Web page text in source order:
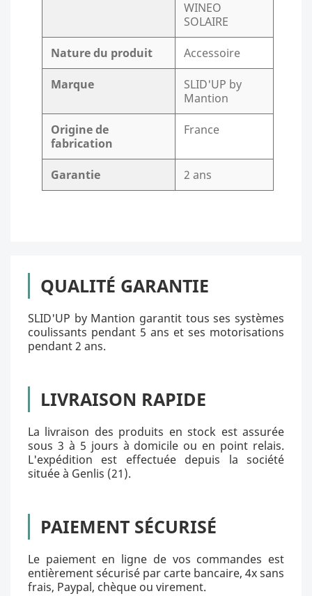
WINEO
SOLAIRE
Nature du produit Accessoire
Marque
SLID'UP by
Mantion
Origine de
fabrication
France
Garantie 2 ans
QUALITÉ GARANTIE
SLID'UP by Mantion garantit tous ses systèmes
coulissants pendant 5 ans et ses motorisations
pendant 2 ans.
LIVRAISON RAPIDE
La livraison des produits en stock est assurée
sous 3 à 5 jours à domicile ou en point relais.
L'expédition est effectuée depuis la société
située à Genlis (21).
PAIEMENT SÉCURISÉ
Le paiement en ligne de vos commandes est
entièrement sécurisé par carte bancaire, 4x sans
frais, Paypal, chèque ou virement.